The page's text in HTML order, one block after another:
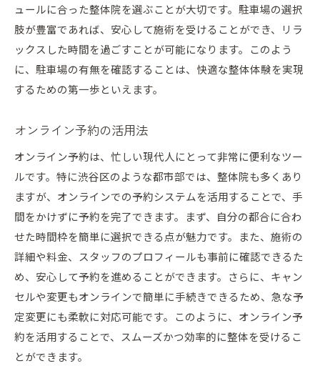
ュールに合った整体院を選ぶことが大切です。駐車場の選択
肢が豊富であれば、安心して施術を受けることができ、リラ
ックスした時間を過ごすことが可能になります。このよう
に、駐車場の有無を確認することは、快適な整体体験を実現
するための第一歩といえます。
オンライン予約の活用法
オンライン予約は、忙しい現代人にとって非常に便利なツー
ルです。特に渋谷区のような都市部では、整体院も多くあり
ますが、オンラインでの予約システムを活用することで、手
間をかけずに予約を完了できます。まず、自分の都合に合わ
せた時間枠を簡単に選択できる点が魅力です。また、施術の
詳細や料金、スタッフのプロフィールも事前に確認できるた
め、安心して予約を進めることができます。さらに、キャン
セルや変更もオンラインで簡単に手続きできるため、急な予
定変更にも柔軟に対応可能です。このように、オンライン予
約を活用することで、スムーズかつ効率的に整体を受けるこ
とができます。